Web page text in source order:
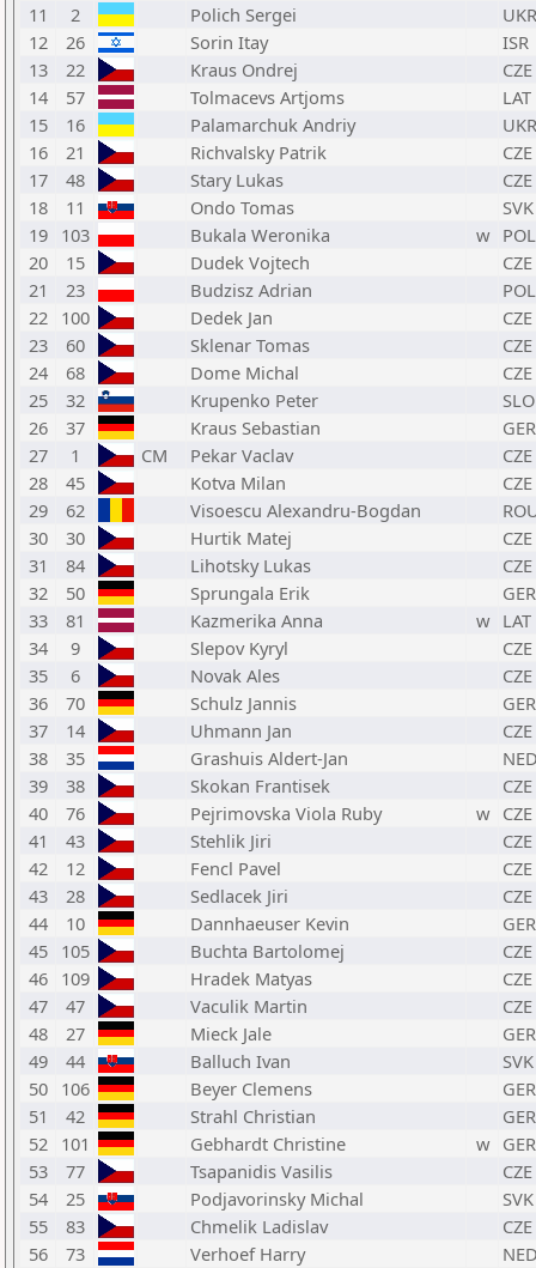
11
2 Polich Sergei
UKR
12
26 Sorin Itay
ISR
13
22 Kraus Ondrej
CZE
14
57 Tolmacevs Artjoms
LAT
15
16 Palamarchuk Andriy
UKR
16
21 Richvalsky Patrik
CZE
17
48 Stary Lukas
CZE
18
11 Ondo Tomas
SVK
19 103 Bukala Weronika w POL
20
15 Dudek Vojtech
CZE
21
23 Budzisz Adrian
POL
22 100 Dedek Jan
CZE
23
60 Sklenar Tomas
CZE
24
68 Dome Michal
CZE
25
32 Krupenko Peter
SLO
26
37 Kraus Sebastian
GER
27
1 CM Pekar Vaclav
CZE
28
45 Kotva Milan
CZE
29
62 Visoescu Alexandru-Bogdan
30
30 Hurtik Matej
CZE
31
84 Lihotsky Lukas
CZE
32
50 Sprungala Erik
GER
33
81 Kazmerika Anna w LAT
34
9 Slepov Kyryl
CZE
35
6 Novak Ales
CZE
36
70 Schulz Jannis
GER
37
14 Uhmann Jan
CZE
38
35 Grashuis Aldert-Jan
39
38 Skokan Frantisek
CZE
40
76 Pejrimovska Viola Ruby w CZE
41
43 Stehlik Jiri
CZE
42
12 Fencl Pavel
CZE
43
28 Sedlacek Jiri
CZE
44
10 Dannhaeuser Kevin
GER
45 105 Buchta Bartolomej
CZE
46 109 Hradek Matyas
CZE
47
47 Vaculik Martin
CZE
48
27 Mieck Jale
GER
49
44 Balluch Ivan
SVK
50 106 Beyer Clemens
GER
51
42 Strahl Christian
GER
52 101 Gebhardt Christine w GER
53
77 Tsapanidis Vasilis
CZE
54
25 Podjavorinsky Michal
SVK
55
83 Chmelik Ladislav
CZE
56
73 Verhoef Harry